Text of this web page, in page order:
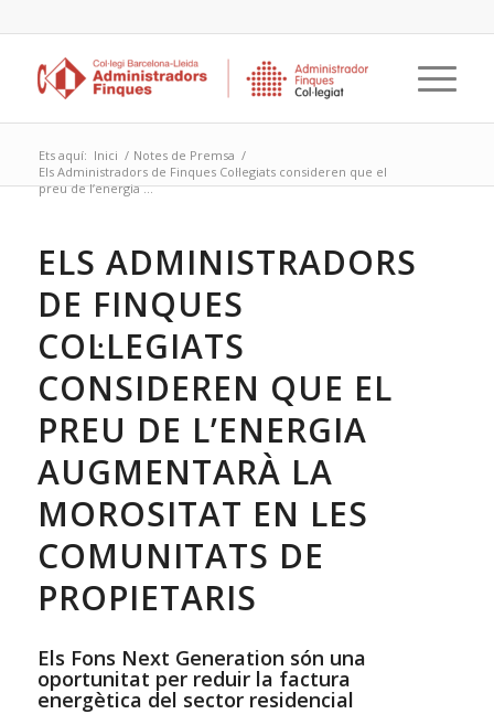
Ets aquí: Inici / Notes de Premsa /
Els Administradors de Finques Col·legiats consideren que el
preu de l’energia ...
ELS ADMINISTRADORS
DE FINQUES
COL·LEGIATS
CONSIDEREN QUE EL
PREU DE L’ENERGIA
AUGMENTARÀ LA
MOROSITAT EN LES
COMUNITATS DE
PROPIETARIS
Els Fons Next Generation són una
oportunitat per reduir la factura
energètica del sector residencial